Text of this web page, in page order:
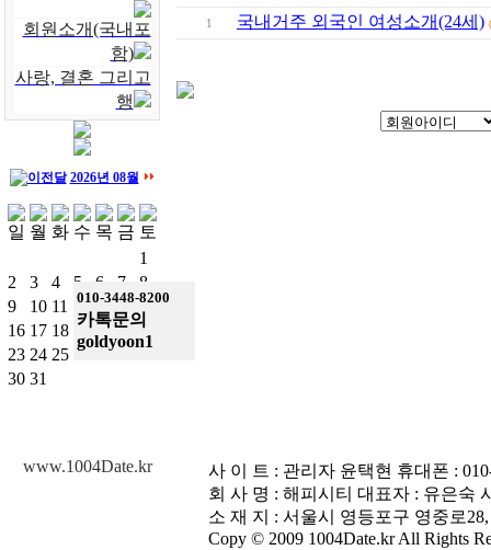
회원소개(국내포
함)
사랑, 결혼 그리고
행
010-3448-8200
카톡문의
goldyoon1
2026년 08월
1
2
3 4 5 6 7
8
9
10 11 12 13 14 15
16 17 18 19 20 21 22
23 24 25 26 27
30 31
1 국내거주 외국인 여성소개(24세)
사 이 트 : 관리자 윤택현 휴대폰 :
회 사 명 : 해피시티 대표자 : 유은숙
소 재 지 : 서울시 영등포구 영중로
Copy © 2009 1004Date.kr All Rights
www.1004Date.kr